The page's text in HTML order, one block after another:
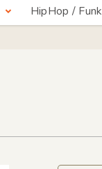
HipHop / Funk